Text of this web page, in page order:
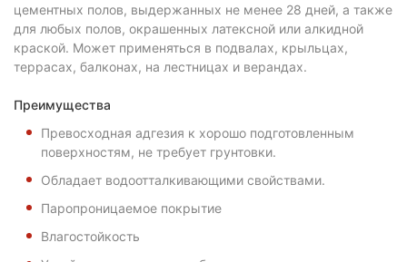
цементных полов, выдержанных не менее 28 дней, а также
для любых полов, окрашенных латексной или алкидной
краской. Может применяться в подвалах, крыльцах,
террасах, балконах, на лестницах и верандах.
Преимущества
Превосходная адгезия к хорошо подготовленным
поверхностям, не требует грунтовки.
Обладает водоотталкивающими свойствами.
Паропроницаемое покрытие
Влагостойкость